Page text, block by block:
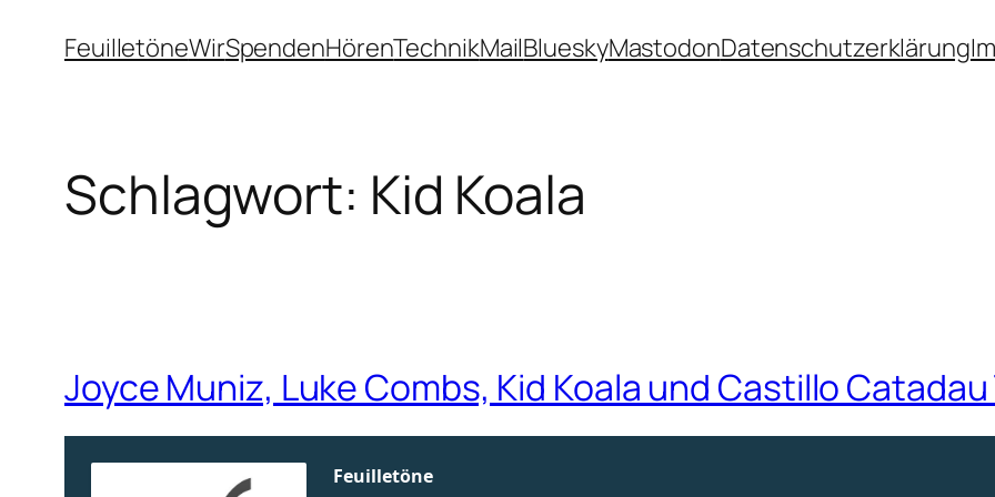
InhaltFeuilletöneWirSpendenHörenTechnikMailBlueskyMastodonDatenschutzerklärung
Schlagwort: Kid Koala
Joyce Muniz, Luke Combs, Kid Koala und Castillo